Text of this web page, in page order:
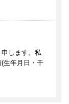
します。私
生年月日・干